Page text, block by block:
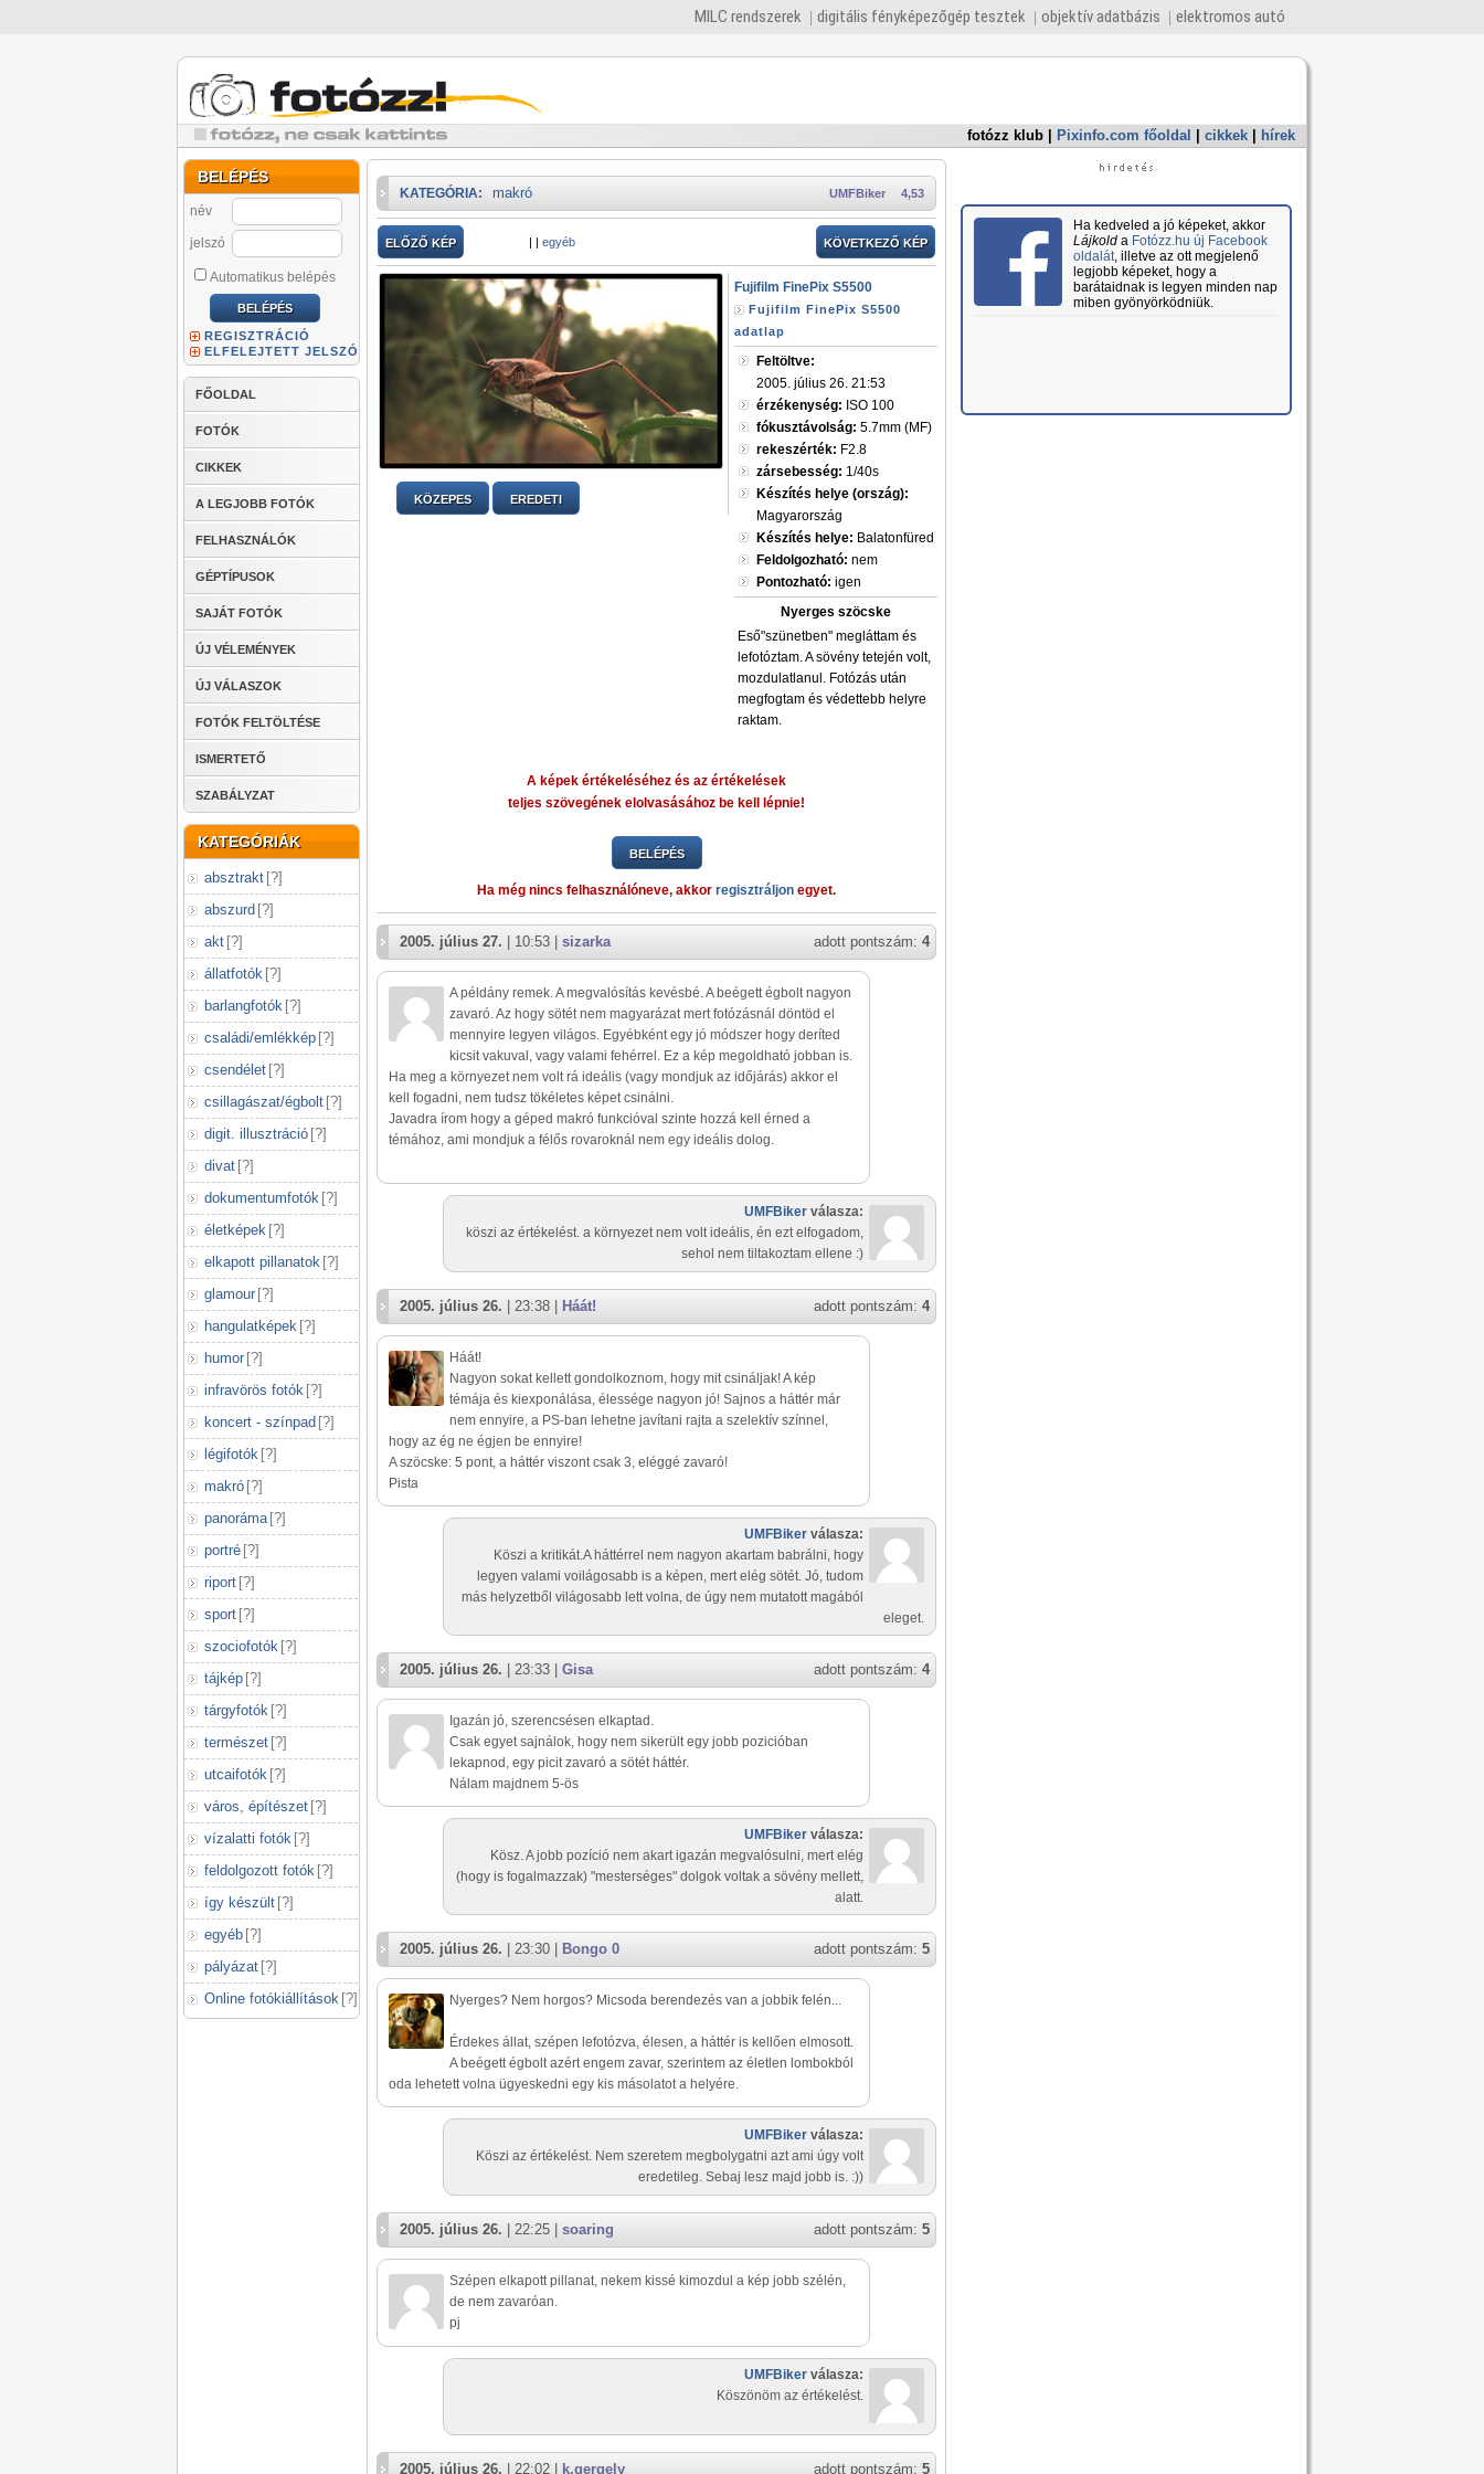
MILC rendszerek digitális fényképezőgép tesztek objektív adatbázis elektromos autó
fotózz klub Pixinfo.com főoldal cikkek hírek
BELÉPÉS
név
jelszó
Automatikus belépés
REGISZTRÁCIÓ
ELFELEJTETT JELSZÓ
FŐOLDAL
FOTÓK
CIKKEK
A LEGJOBB FOTÓK
FELHASZNÁLÓK
GÉPTÍPUSOK
SAJÁT FOTÓK
ÚJ VÉLEMÉNYEK
ÚJ VÁLASZOK
FOTÓK FELTÖLTÉSE
ISMERTETŐ
SZABÁLYZAT
KATEGÓRIÁK
absztrakt [?]
abszurd [?]
akt [?]
állatfotók [?]
barlangfotók [?]
családi/emlékkép [?]
csendélet [?]
csillagászat/égbolt [?]
digit. illusztráció [?]
divat [?]
dokumentumfotók [?]
életképek [?]
elkapott pillanatok [?]
glamour [?]
hangulatképek [?]
humor [?]
infravörös fotók [?]
koncert - színpad [?]
légifotók [?]
makró [?]
panoráma [?]
portré [?]
riport [?]
sport [?]
szociofotók [?]
tájkép [?]
tárgyfotók [?]
természet [?]
utcaifotók [?]
város, építészet [?]
vízalatti fotók [?]
feldolgozott fotók [?]
így készült [?]
egyéb [?]
pályázat [?]
Online fotókiállítások [?]
4,53
UMFBiker
KATEGÓRIA: makró
ELŐZŐ KÉP | | egyéb KÖVETKEZŐ KÉP
KÖZEPES EREDETI
Fujifilm FinePix S5500
Fujifilm FinePix S5500
adatlap
Feltöltve:
2005. július 26. 21:53
érzékenység: ISO 100
fókusztávolság: 5.7mm (MF)
rekeszérték: F2.8
zársebesség: 1/40s
Készítés helye (ország):
Magyarország
Készítés helye: Balatonfüred
Feldolgozható: nem
Pontozható: igen
Nyerges szöcske
Eső"szünetben" megláttam és
lefotóztam. A sövény tetején volt,
mozdulatlanul. Fotózás után
megfogtam és védettebb helyre
raktam.
A képek értékeléséhez és az értékelések
teljes szövegének elolvasásához be kell lépnie!
BELÉPÉS
Ha még nincs felhasználóneve, akkor regisztráljon egyet.
adott pontszám: 4
2005. július 27. | 10:53 | sizarka
A példány remek. A megvalósítás kevésbé. A beégett égbolt nagyon
zavaró. Az hogy sötét nem magyarázat mert fotózásnál döntöd el
mennyire legyen világos. Egyébként egy jó módszer hogy deríted
kicsit vakuval, vagy valami fehérrel. Ez a kép megoldható jobban is.
Ha meg a környezet nem volt rá ideális (vagy mondjuk az időjárás) akkor el
kell fogadni, nem tudsz tökéletes képet csinálni.
Javadra írom hogy a géped makró funkcióval szinte hozzá kell érned a
témához, ami mondjuk a félős rovaroknál nem egy ideális dolog.
UMFBiker válasza:
köszi az értékelést. a környezet nem volt ideális, én ezt elfogadom,
sehol nem tiltakoztam ellene :)
adott pontszám: 4
2005. július 26. | 23:38 | Háát!
Háát!
Nagyon sokat kellett gondolkoznom, hogy mit csináljak! A kép
témája és kiexponálása, élessége nagyon jó! Sajnos a háttér már
nem ennyire, a PS-ban lehetne javítani rajta a szelektív színnel,
hogy az ég ne égjen be ennyire!
A szöcske: 5 pont, a háttér viszont csak 3, eléggé zavaró!
Pista
UMFBiker válasza:
Köszi a kritikát.A háttérrel nem nagyon akartam babrálni, hogy
legyen valami voilágosabb is a képen, mert elég sötét. Jó, tudom
más helyzetből világosabb lett volna, de úgy nem mutatott magából
eleget.
adott pontszám: 4
2005. július 26. | 23:33 | Gisa
Igazán jó, szerencsésen elkaptad.
Csak egyet sajnálok, hogy nem sikerült egy jobb pozicióban
lekapnod, egy picit zavaró a sötét háttér.
Nálam majdnem 5-ös
UMFBiker válasza:
Kösz. A jobb pozíció nem akart igazán megvalósulni, mert elég
(hogy is fogalmazzak) "mesterséges" dolgok voltak a sövény mellett,
alatt.
adott pontszám: 5
2005. július 26. | 23:30 | Bongo 0
Nyerges? Nem horgos? Micsoda berendezés van a jobbik felén...
Érdekes állat, szépen lefotózva, élesen, a háttér is kellően elmosott.
A beégett égbolt azért engem zavar, szerintem az életlen lombokból
oda lehetett volna ügyeskedni egy kis másolatot a helyére.
UMFBiker válasza:
Köszi az értékelést. Nem szeretem megbolygatni azt ami úgy volt
eredetileg. Sebaj lesz majd jobb is. :))
adott pontszám: 5
2005. július 26. | 22:25 | soaring
Szépen elkapott pillanat, nekem kissé kimozdul a kép jobb szélén,
de nem zavaróan.
pj
UMFBiker válasza:
Köszönöm az értékelést.
adott pontszám: 5
2005. július 26. | 22:02 | k.gergely
Ha kedveled a jó képeket, akkor
Lájkolda Fotózz.hu új Facebook
oldalát, illetve az ott megjelenő
legjobb képeket, hogy a
barátaidnak is legyen minden nap
miben gyönyörködniük.